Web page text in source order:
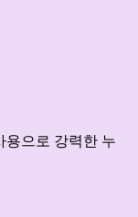
용으로 강력한 누